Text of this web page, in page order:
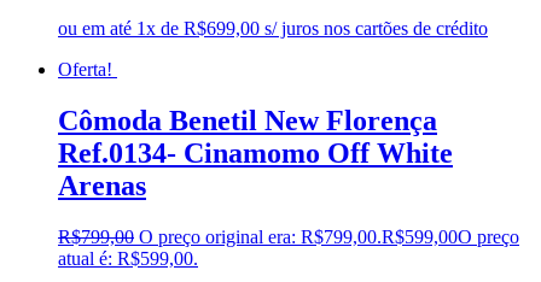
ou em até 1x de R$699,00 s/ juros nos cartões de crédito
Oferta!
Cômoda Benetil New Florença
Ref.0134- Cinamomo Off White
Arenas
R$799,00 O preço original era: R$799,00.R$599,00O preço
atual é: R$599,00.